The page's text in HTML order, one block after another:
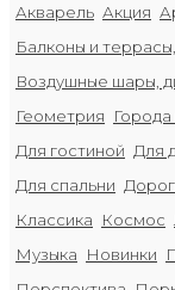
Акварель Акция
Балконы и
Воздушные шары,
Геометрия
Для гостиной Для
Для спальни
Классика
Космос
Музыка
Новинки